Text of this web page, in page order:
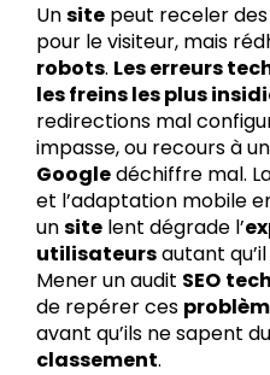
Unsite peut receler
pour le visiteur, mais
robots. Les erreurs
les freins les plus
redirections mal
impasse, ou recours à
Googledéchiffre mal.
et l’adaptation mobile
unsite lent dégrade l’
utilisateursautant
Mener un audit SEO
de repérer ces
avant qu’ils ne sapent
classement.